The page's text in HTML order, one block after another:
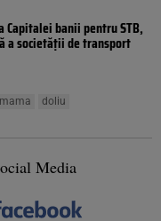
banii pentru STB,
a societății de transport
doliu
Media